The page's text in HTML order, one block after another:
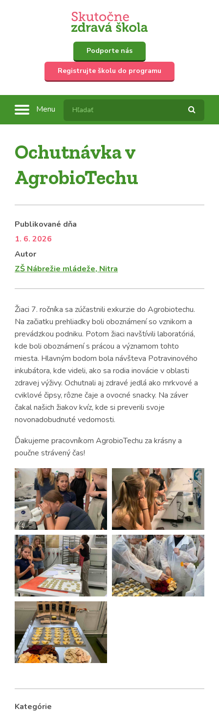
Podporte nás
Registrujte školu do programu
Menu
Ochutnávka v
AgrobioTechu
Publikované dňa
1. 6. 2026
Autor
ZŠ Nábrežie mládeže, Nitra
Žiaci 7. ročníka sa zúčastnili exkurzie do Agrobiotechu.
Na začiatku prehliadky boli oboznámení so vznikom a
prevádzkou podniku. Potom žiaci navštívili laboratóriá,
kde boli oboznámení s prácou a významom tohto
miesta. Hlavným bodom bola návšteva Potravinového
inkubátora, kde videli, ako sa rodia inovácie v oblasti
zdravej výživy. Ochutnali aj zdravé jedlá ako mrkvové a
cviklové čipsy, rôzne čaje a ovocné snacky. Na záver
čakal našich žiakov kvíz, kde si preverili svoje
novonadobudnuté vedomosti.
Ďakujeme pracovníkom AgrobioTechu za krásny a
poučne strávený čas!
Kategórie